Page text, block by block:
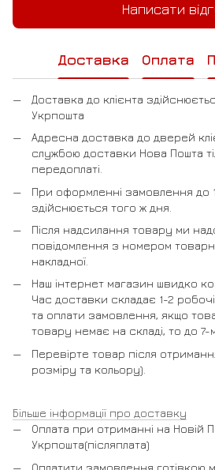
Написати
Доставка Оплата
Доставка до клієнта
Укрпошта
Адресна доставка до дверей
службою доставки Нова Пошта
передоплаті.
При оформленні замовлення до
здійснюється того ж дня.
Після надсилання товару ми
повідомлення з номером
накладної.
Наш інтернет магазин швидко
Час доставки складає 1-2
та оплати замовлення, якщо
товару немає на складі, то до
Перевірте товар після
розміру та кольору).
Більше інформації про доставку
Оплата при отриманні на Новій
Укрпошта(післяплата)
Оплатити замовлення готівкою